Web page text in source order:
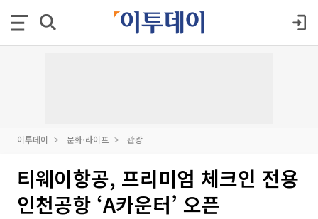
이투데이 문화·라이프 관광
티웨이항공, 프리미엄 체크인 전용
인천공항 ‘A카운터’ 오픈